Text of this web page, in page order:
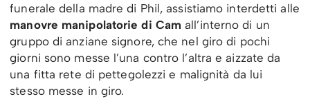
funerale della madre di Phil, assistiamo interdetti alle
manovre manipolatorie di Camall’interno di un
gruppo di anziane signore, che nel giro di pochi
giorni sono messe l’una contro l’altra e aizzate da
una fitta rete di pettegolezzi e malignità da lui
stesso messe in giro.